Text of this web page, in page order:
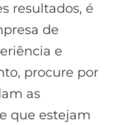
resultados, é
de
e
procure por
as
que estejam